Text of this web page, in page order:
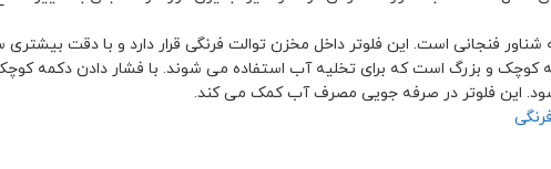
شناور فنجانی است. این فلوتر داخل مخزن توالت فرنگی قرار دارد و با دقت
کوچک و بزرگ است که برای تخلیه آب استفاده می شوند. با فشار دادن دکمه
این فلوتر در صرفه جویی مصرف آب کمک می کند.